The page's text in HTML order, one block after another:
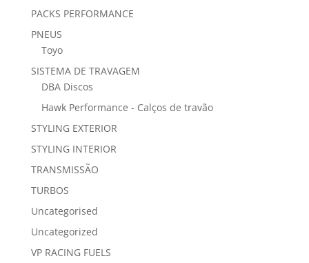
PACKS PERFORMANCE
PNEUS
Toyo
SISTEMA DE TRAVAGEM
DBA Discos
Hawk Performance - Calços de travão
STYLING EXTERIOR
STYLING INTERIOR
TRANSMISSÃO
TURBOS
Uncategorised
Uncategorized
VP RACING FUELS